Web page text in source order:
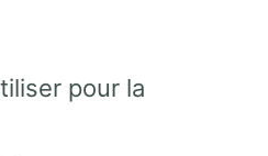
pour la